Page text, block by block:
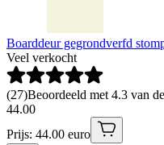
Boarddeur gegrondverfd
Veel verkocht
(27)Beoordeeld met 4.3 van
44.00
Prijs: 44.00 euro